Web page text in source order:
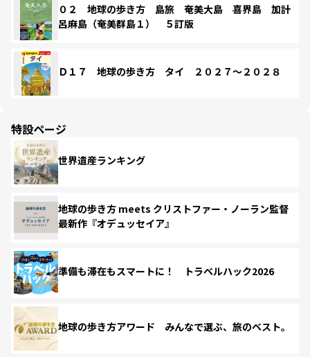
０２ 地球の歩き方 島旅 奄美大島 喜界島 加計
呂麻島（奄美群島１） ５訂版
Ｄ１７ 地球の歩き方 タイ ２０２７～２０２８
特設ページ
世界遺産ランキング
地球の歩き方 meets クリストファー・ノーラン監督
最新作『オデュッセイア』
準備も滞在もスマートに！ トラベルハック2026
地球の歩き方アワード みんなで選ぶ、旅のベスト。